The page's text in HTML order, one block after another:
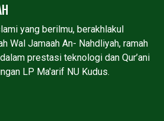
yang berilmu, berakhlakul
Wal Jamaah An- Nahdliyah, ramah
prestasi teknologi dan Qur’ani
LP Ma'arif NU Kudus.